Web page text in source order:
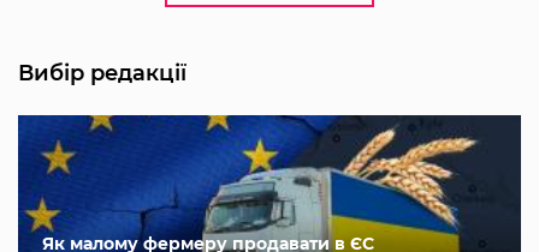
Вибір редакції
Як малому фермеру продавати в ЄС